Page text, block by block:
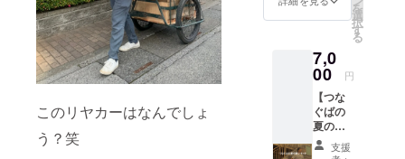
このリヤカーはなんでしょ
う？笑
りしま
す(メッ
セージ
は本サ
イトの
メッ
セージ
をのば
してく
ださ
い。 ▼
リター
ン内容
・感謝
したら
写真を
て、全
力でお
礼の
メッ
セージ
を送り
しま
を
選
択
す
る
7,0
00 円
【つな
ぐばの
夏の装
いセッ
ト】 つ
支援